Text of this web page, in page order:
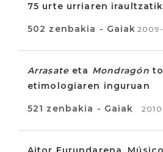
75 urte urriaren iraultzatik
502 zenbakia - Gaiak
Arrasateeta Mondragón
etimologiaren inguruan
521 zenbakia - Gaiak